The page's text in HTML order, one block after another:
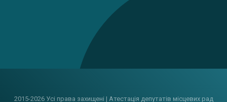
2015-2026 Усі права захищені | Атестація депутатів місцевих рад